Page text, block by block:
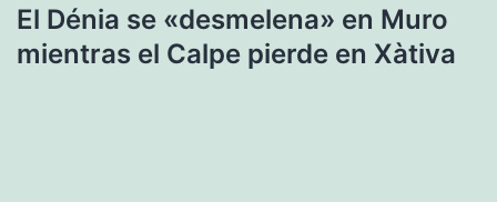
El Dénia se «desmelena» en Muro
mientras el Calpe pierde en Xàtiva